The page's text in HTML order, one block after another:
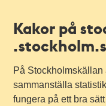
Kakor på
På Stockholmskällan
sammanställa
fungera på ett bra